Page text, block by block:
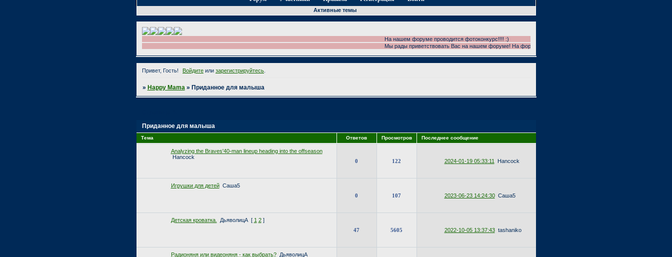
Активные темы
На нашем форуме проводится фотоконкурс!!!! :)
Мы рады приветствовать Вас на нашем форуме! На форуме проводятся фотоконкурсы!!! УЧАСТВУЕМ!!! И
Привет, Гость! Войдите или зарегистрируйтесь
» Happy Mama » Приданное для малыша
Приданное для малыша
Тема Ответов Просмотров Последнее сообщение
Analyzing the Braves'40-man lineup heading into the offseason
Hancock
0 122 2024-01-19 05:33:11 Hancock
Игрушки для детей Саша5
0
107 2023-06-23 14:24:30 Саша5
Детская кроватка. ДьяволицА [ 1 2 ]
47
5605 2022-10-05 13:37:43 tashaniko
Радионяня или видеоняня - как выбрать?
ДьяволицА